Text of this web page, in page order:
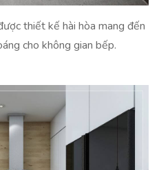
thiết kế hài hòa mang đến
cho không gian bếp.